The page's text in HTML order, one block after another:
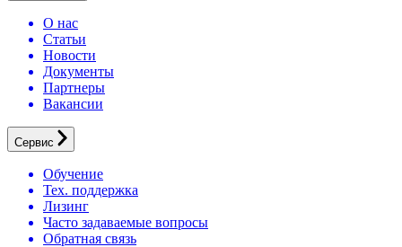
О нас
Статьи
Новости
Документы
Партнеры
Вакансии
Сервис
Обучение
Тех. поддержка
Лизинг
Часто задаваемые вопросы
Обратная связь